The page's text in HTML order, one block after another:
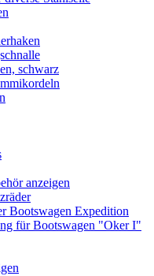
schwarz
anzeigen
Bootswagen Expedition
für Bootswagen "Oker I"